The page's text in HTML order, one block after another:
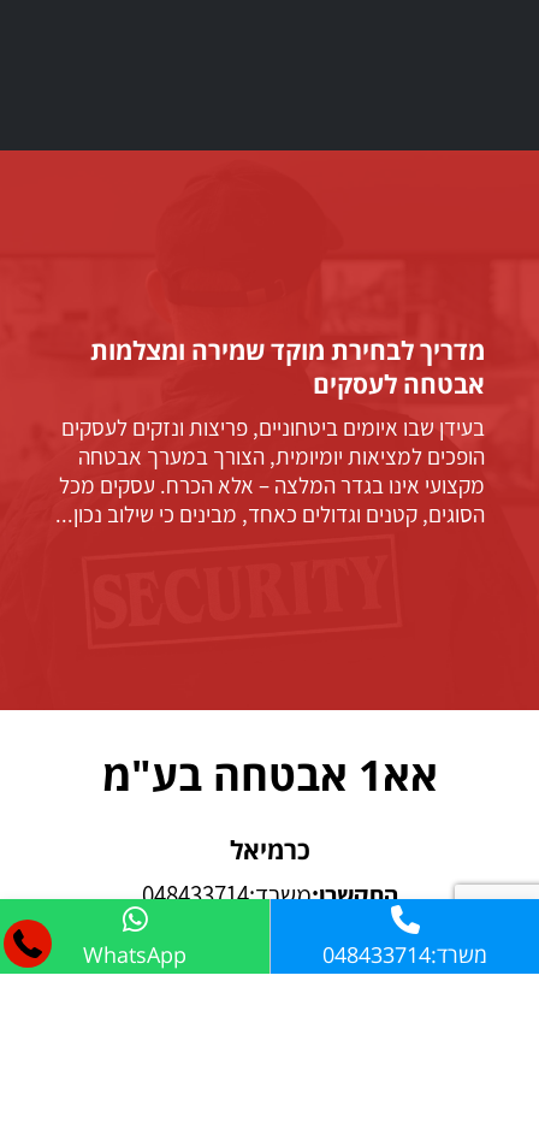
מדריך לבחירת מוקד שמירה ומצלמות
אבטחה לעסקים
בעידן שבו איומים ביטחוניים, פריצות ונזקים לעסקים
הופכים למציאות יומיומית, הצורך במערך אבטחה
מקצועי אינו בגדר המלצה – אלא הכרח. עסקים מכל
הסוגים, קטנים וגדולים כאחד, מבינים כי שילוב נכון...
אא1 אבטחה בע"מ
כרמיאל
התקשרו:משרד:048433714
שלחו לנו דוא''ל:
aa1.secur@gmail.com משרד:048433714 WhatsApp